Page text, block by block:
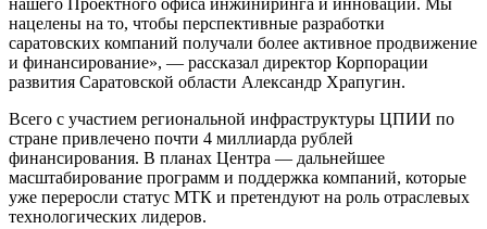
нашего Проектного офиса инжиниринга и инноваций. Мы
нацелены на то, чтобы перспективные разработки
саратовских компаний получали более активное продвижение
и финансирование», — рассказал директор Корпорации
развития Саратовской области Александр Храпугин.
Всего с участием региональной инфраструктуры ЦПИИ по
стране привлечено почти 4 миллиарда рублей
финансирования. В планах Центра — дальнейшее
масштабирование программ и поддержка компаний, которые
уже переросли статус МТК и претендуют на роль отраслевых
технологических лидеров.